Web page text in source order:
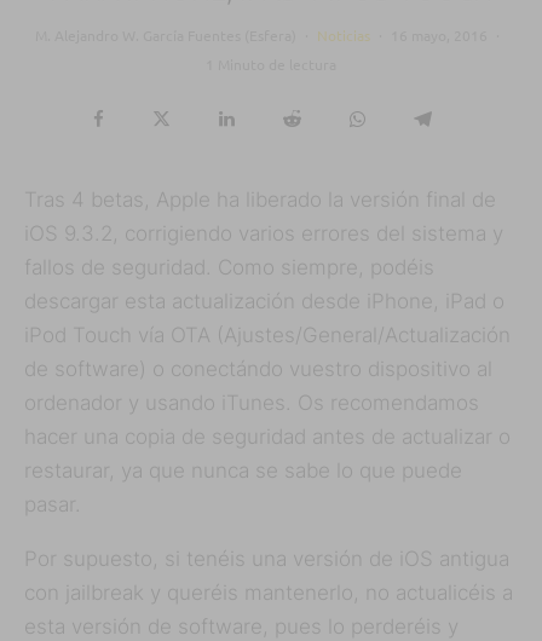
Noticias
Tras 4 betas, Apple ha liberado la versión final de
iOS 9.3.2, corrigiendo varios errores del sistema y
fallos de seguridad. Como siempre, podéis
descargar esta actualización desde iPhone, iPad o
iPod Touch vía OTA (Ajustes/General/Actualización
de software) o conectándo vuestro dispositivo al
ordenador y usando iTunes. Os recomendamos
hacer una copia de seguridad antes de actualizar o
restaurar, ya que nunca se sabe lo que puede
pasar.
Por supuesto, si tenéis una versión de iOS antigua
con jailbreak y queréis mantenerlo, no actualicéis a
esta versión de software, pues lo perderéis y